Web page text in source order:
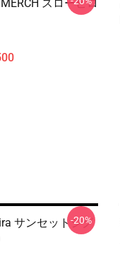
スローピロ
サンセットジグ
-20%